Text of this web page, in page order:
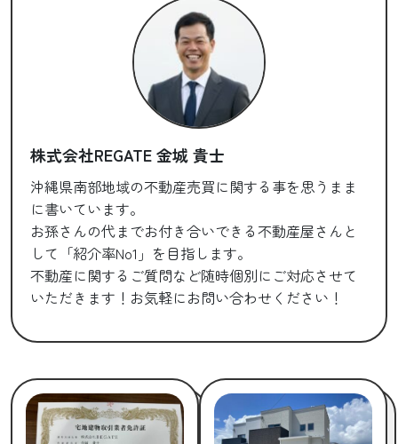
株式会社REGATE 金城 貴士
沖縄県南部地域の不動産売買に関する事を思うまま
に書いています。
お孫さんの代までお付き合いできる不動産屋さんと
して「紹介率No1」を目指します。
不動産に関するご質問など随時個別にご対応させて
いただきます！お気軽にお問い合わせください！